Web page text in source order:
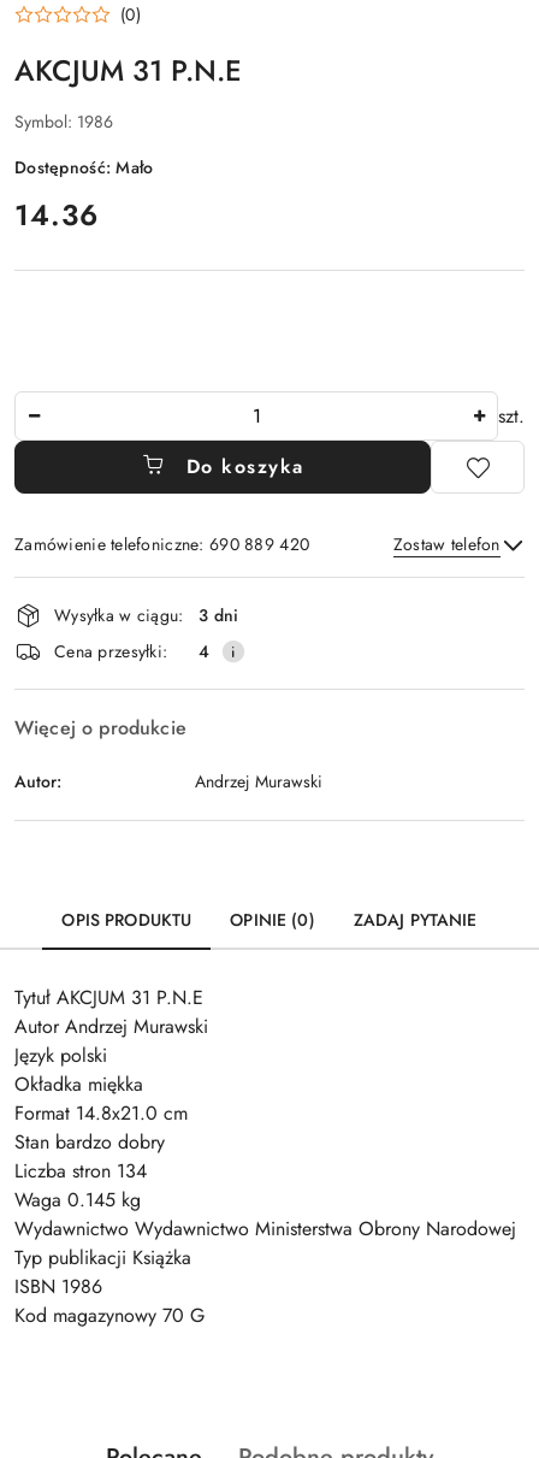
(0)
AKCJUM 31 P.N.E
Symbol: 1986
Dostępność:Mało
cena:
14.36
szt.
Do koszyka
Zamówienie telefoniczne: 690 889 420 Zostaw telefon
Wyślij
Dostępność
i
dostawa
Wysyłka w ciągu:
3 dni
Cena przesyłki:
4
Więcej o produkcie
Autor: Andrzej Murawski
OPIS PRODUKTU OPINIE (0) ZADAJ PYTANIE
Tytuł AKCJUM 31 P.N.E
Autor Andrzej Murawski
Język polski
Okładka miękka
Format 14.8x21.0 cm
Stan bardzo dobry
Liczba stron 134
Waga 0.145 kg
Wydawnictwo Wydawnictwo Ministerstwa Obrony Narodowej
Typ publikacji Książka
ISBN 1986
Kod magazynowy 70 G